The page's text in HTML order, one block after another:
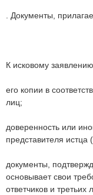
. Документы,
К исковому
его копии в
лиц;
доверенность или
представителя истца
документы,
основывает свои
ответчиков и третьих